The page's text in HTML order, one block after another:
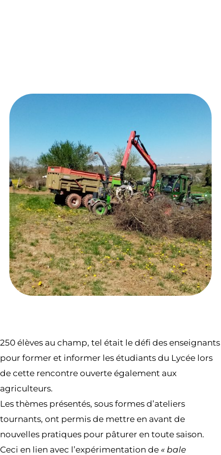
250 élèves au champ, tel était le défi des enseignants
pour former et informer les étudiants du Lycée lors
de cette rencontre ouverte également aux
agriculteurs.
Les thèmes présentés, sous formes d’ateliers
tournants, ont permis de mettre en avant de
nouvelles pratiques pour pâturer en toute saison.
Ceci en lien avec l’expérimentation de « bale